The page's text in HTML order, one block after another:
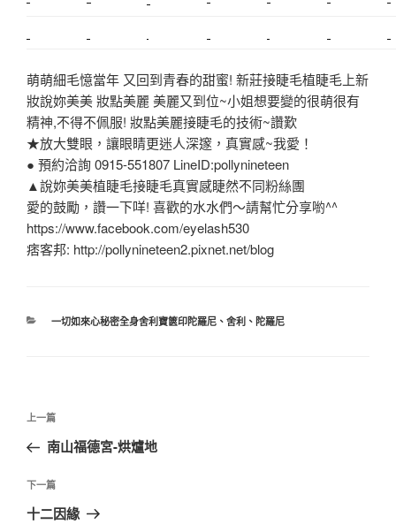
萌萌細毛憶當年 又回到青春的甜蜜! 新莊接睫毛植睫毛上新
妝說妳美美 妝點美麗 美麗又到位~小姐想要變的很萌很有
精神,不得不佩服! 妝點美麗接睫毛的技術~讚歎
★放大雙眼，讓眼睛更迷人深邃，真實感~我愛！
● 預約洽詢 0915-551807 LineID:pollynineteen
▲說妳美美植睫毛接睫毛真實感睫然不同粉絲團
愛的鼓勵，讚一下咩! 喜歡的水水們～請幫忙分享喲^^
https://www.facebook.com/eyelash530
痞客邦: http://pollynineteen2.pixnet.net/blog
分
一切如來心秘密全身舍利寶篋印陀羅尼、 舍利 、 陀羅尼
文
導
覽
上
一
文
章
上一篇
南山福德宮-烘爐地
下
一
下一篇
十二因緣